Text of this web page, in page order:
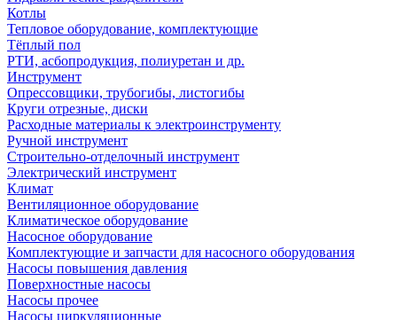
Котлы
Тепловое оборудование, комплектующие
Тёплый пол
РТИ, асбопродукция, полиуретан и др.
Инструмент
Опрессовщики, трубогибы, листогибы
Круги отрезные, диски
Расходные материалы к электроинструменту
Ручной инструмент
Строительно-отделочный инструмент
Электрический инструмент
Климат
Вентиляционное оборудование
Климатическое оборудование
Насосное оборудование
Комплектующие и запчасти для насосного оборудования
Насосы повышения давления
Поверхностные насосы
Насосы прочее
Насосы циркуляционные